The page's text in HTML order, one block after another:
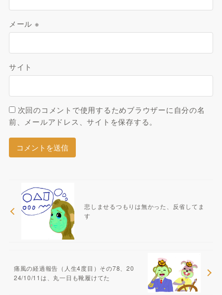
メール ※
サイト
次回のコメントで使用するためブラウザーに自分の名
前、メールアドレス、サイトを保存する。
悲しませるつもりは無かった、反省してま
す
痛風の経過報告（人生4度目）その78、20
24/10/11は、丸一日も靴履けてた